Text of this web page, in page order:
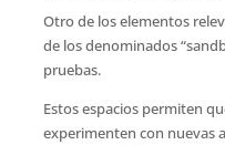
Otro de los elementos
de los denominados
pruebas.
Estos espacios permiten
experimenten con nuevas